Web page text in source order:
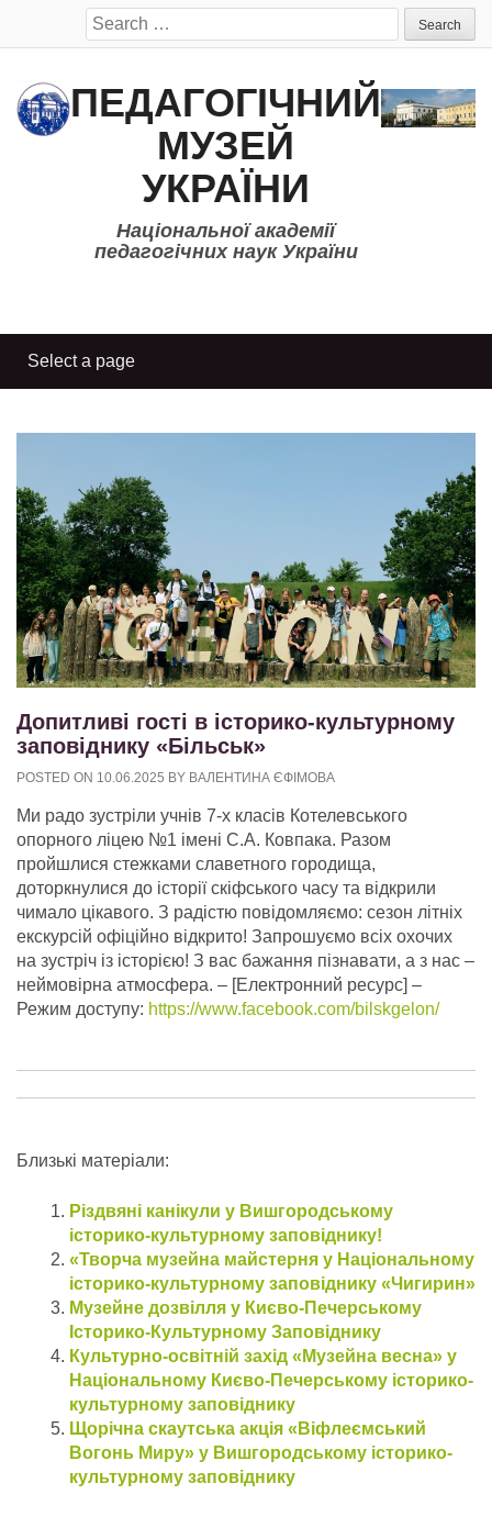
Search
for:
ПЕДАГОГІЧНИЙ
МУЗЕЙ
УКРАЇНИ
Національної академії
педагогічних наук України
Допитливі гості в історико-культурному
заповіднику «Більськ»
POSTED ON 10.06.2025 BY ВАЛЕНТИНА ЄФІМОВА
Ми радо зустріли учнів 7-х класів Котелевського
опорного ліцею №1 імені С.А. Ковпака. Разом
пройшлися стежками славетного городища,
доторкнулися до історії скіфського часу та відкрили
чимало цікавого. З радістю повідомляємо: сезон літніх
екскурсій офіційно відкрито! Запрошуємо всіх охочих
на зустріч із історією! З вас бажання пізнавати, а з нас –
неймовірна атмосфера. – [Електронний ресурс] –
Режим доступу: https://www.facebook.com/bilskgelon/
Близькі матеріали:
Різдвяні канікули у Вишгородському
історико-культурному заповіднику!
«Творча музейна майстерня у Національному
історико-культурному заповіднику «Чигирин»
Музейне дозвілля у Києво-Печерському
Історико-Культурному Заповіднику
Культурно-освітній захід «Музейна весна» у
Національному Києво-Печерському історико-
культурному заповіднику
Щорічна скаутська акція «Віфлеємський
Вогонь Миру» у Вишгородському історико-
культурному заповіднику